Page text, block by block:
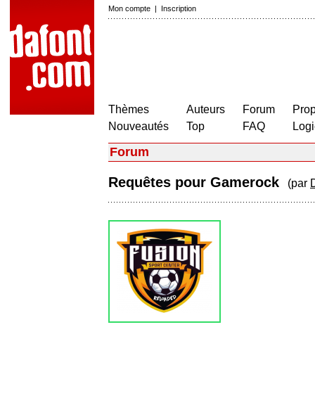
Mon compte | Inscription
Thèmes
Nouveautés
Auteurs
Top
Forum
FAQ
Forum
Requêtes pour Gamerock (par